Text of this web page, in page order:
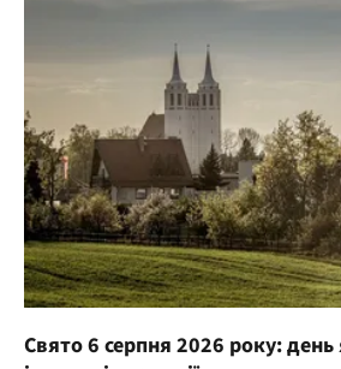
Свято 6 серпня 2026 року: день